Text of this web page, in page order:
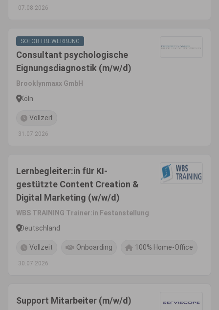
07.08.2026
SOFORTBEWERBUNG
Consultant psychologische
Eignungsdiagnostik (m/w/d)
Brooklynmaxx GmbH
Köln
Vollzeit
31.07.2026
Lernbegleiter:in für KI-
gestützte Content Creation &
Digital Marketing (w/w/d)
WBS TRAINING Trainer:in Festanstellung
Deutschland
Vollzeit Onboarding 100% Home-Office
30.07.2026
Support Mitarbeiter (m/w/d)